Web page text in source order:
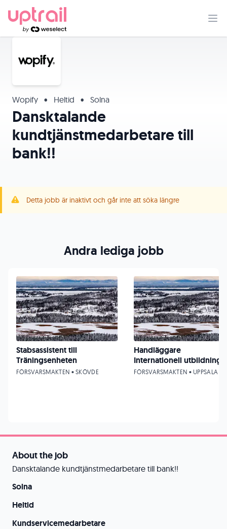
Wopify • Heltid • Solna
Dansktalande
kundtjänstmedarbetare till
bank!!
Detta jobb är inaktivt och går inte att söka längre
About the job
Dansktalande kundtjänstmedarbetare till bank!!
Solna
Heltid
Kundservicemedarbetare
Andra lediga jobb
Stabsassistent till
Träningsenheten
FÖRSVARSMAKTEN • SKÖVDE
Handläggare
Internationell utbildning
FÖRSVARSMAKTEN • UPPSALA